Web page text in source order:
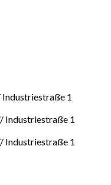
1
Industriestraße 1
Industriestraße 1